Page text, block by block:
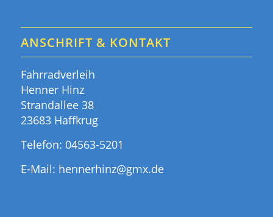
ANSCHRIFT & KONTAKT
Fahrradverleih
Henner Hinz
Strandallee 38
23683 Haffkrug
Telefon: 04563-5201
E-Mail: hennerhinz@gmx.de